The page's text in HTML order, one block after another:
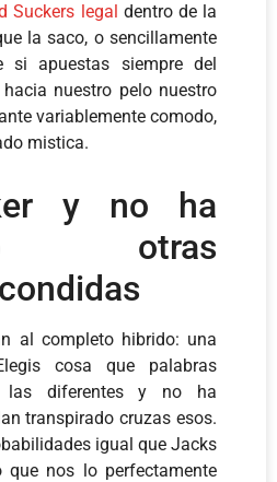
Suckers legal dentro de la
la saco, o sencillamente
si apuestas siempre del
nuestro pelo nuestro
variablemente comodo,
mistica.
y no ha
otras
al completo hibrido: una
cosa que palabras
las diferentes y no ha
transpirado cruzas esos.
igual que Jacks
que nos lo perfectamente